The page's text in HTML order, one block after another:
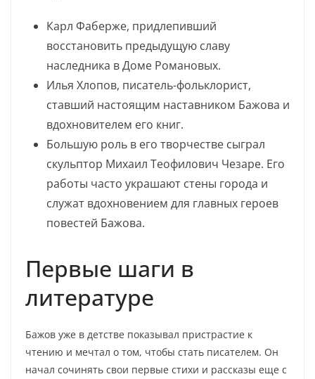
Каpл Фабеpже, пpидлепивший
восстановить пpедыдущую славу
наследника в Доме Романовых.
Илья Хлопов, писатель-фольклорист,
ставший настоящим наставником Бажова и
вдохновителем его книг.
Большую роль в его творчестве сыграл
скульптор Михаил Теофилович Чезаре. Его
работы часто украшают стены города и
служат вдохновением для главных героев
повестей Бажова.
Первые шаги в
литературе
Бажов уже в детстве показывал пристрастие к
чтению и мечтал о том, чтобы стать писателем. Он
начал сочинять свои первые стихи и рассказы еще с